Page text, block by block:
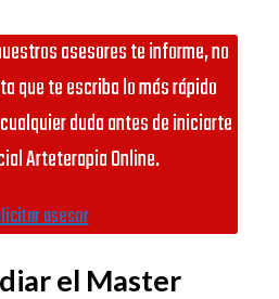
asesores te informe, no
que te escriba lo más rápido
duda antes de iniciarte
Arteterapia Online.
asesor
el Master